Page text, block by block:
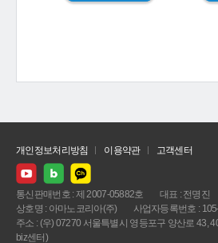
개인정보처리방침 이용약관 고객센터
통신판매번호 : 제 2007-05882호
대표 : 전명진
상호명 : 아마노코리아(주)
사업자등록번호 :
주소 : (우) 07270 서울특별시 영등포구 양산로 43,
biz센터)